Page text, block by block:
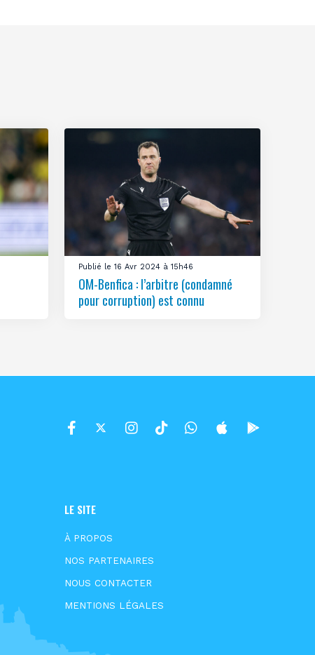
Publié le 16 Avr 2024 à 15h46
OM-Benfica : l’arbitre (condamné
pour corruption) est connu
LE SITE
À PROPOS
NOS PARTENAIRES
NOUS CONTACTER
MENTIONS LÉGALES